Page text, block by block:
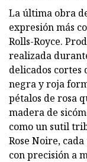
La última obra
expresión más
Rolls-Royce.
realizada
delicados cortes
negra y roja
pétalos de rosa
madera de
como un sutil
Rose Noire,
con precisión a